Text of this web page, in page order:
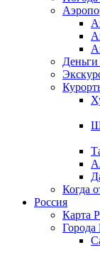
Когда
Россия
Карта
Города